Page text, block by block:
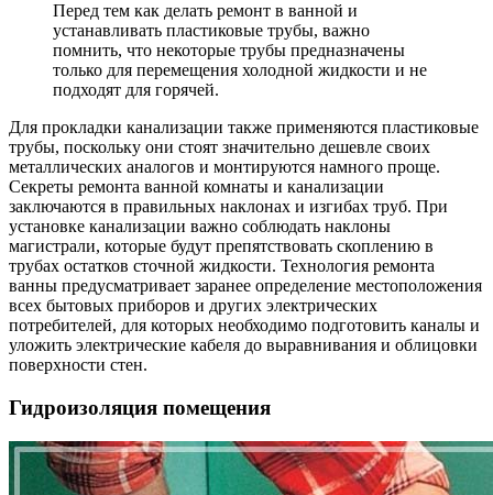
Перед тем как делать ремонт в ванной и
устанавливать пластиковые трубы, важно
помнить, что некоторые трубы предназначены
только для перемещения холодной жидкости и не
подходят для горячей.
Для прокладки канализации также применяются пластиковые
трубы, поскольку они стоят значительно дешевле своих
металлических аналогов и монтируются намного проще.
Секреты ремонта ванной комнаты и канализации
заключаются в правильных наклонах и изгибах труб. При
установке канализации важно соблюдать наклоны
магистрали, которые будут препятствовать скоплению в
трубах остатков сточной жидкости. Технология ремонта
ванны предусматривает заранее определение местоположения
всех бытовых приборов и других электрических
потребителей, для которых необходимо подготовить каналы и
уложить электрические кабеля до выравнивания и облицовки
поверхности стен.
Гидроизоляция помещения